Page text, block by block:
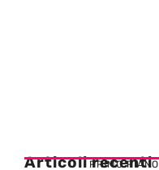
Articoli recenti
PRIMO PIANO